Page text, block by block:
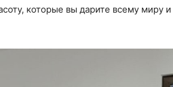
которые вы дарите всему миру и